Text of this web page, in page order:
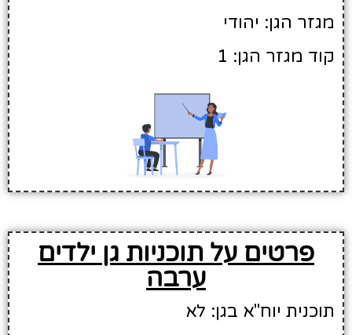
מגזר הגן: יהודי
קוד מגזר הגן: 1
פרטים על תוכניות גן ילדים
ערבה
תוכנית יוח"א בגן: לא